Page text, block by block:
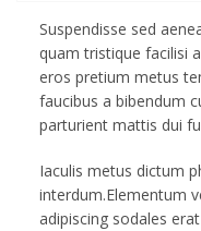
Suspendisse sed
quam tristique facilisi
eros pretium metus
faucibus a bibendum
parturient mattis dui
Iaculis metus dictum
interdum.Elementum
adipiscing sodales